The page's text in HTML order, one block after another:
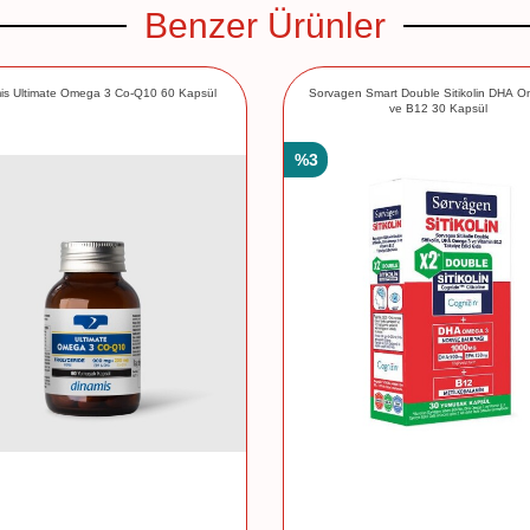
Benzer Ürünler
Ultimate Omega 3 Co-Q10 60 Kapsül
Sorvagen Smart Double Sitikolin DHA
ve B12 30 Kapsül
%3